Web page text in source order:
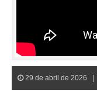
29 de abril de 2026 |